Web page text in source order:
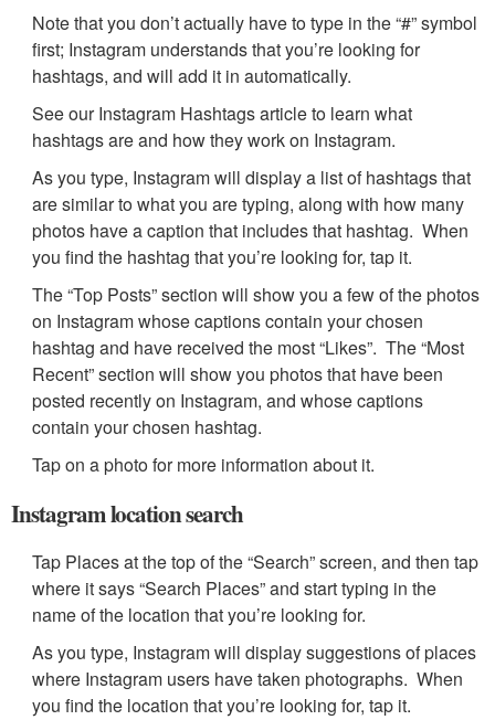
Note that you don’t actually have to type in the “#” symbol
first; Instagram understands that you’re looking for
hashtags, and will add it in automatically.
See our Instagram Hashtags article to learn what
hashtags are and how they work on Instagram.
As you type, Instagram will display a list of hashtags that
are similar to what you are typing, along with how many
photos have a caption that includes that hashtag. When
you find the hashtag that you’re looking for, tap it.
The “Top Posts” section will show you a few of the photos
on Instagram whose captions contain your chosen
hashtag and have received the most “Likes”. The “Most
Recent” section will show you photos that have been
posted recently on Instagram, and whose captions
contain your chosen hashtag.
Tap on a photo for more information about it.
Instagram location search
Tap Places at the top of the “Search” screen, and then tap
where it says “Search Places” and start typing in the
name of the location that you’re looking for.
As you type, Instagram will display suggestions of places
where Instagram users have taken photographs. When
you find the location that you’re looking for, tap it.